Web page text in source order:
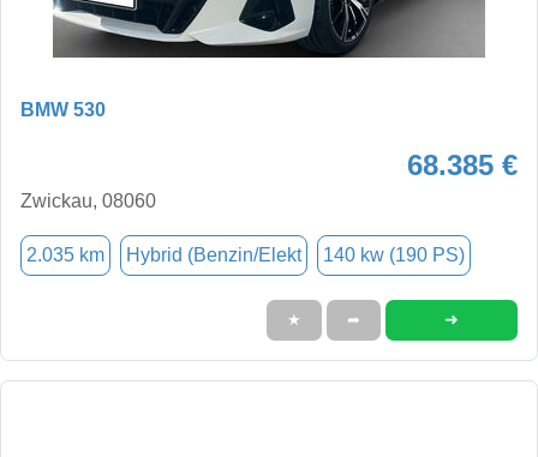
BMW 530
68.385 €
Zwickau, 08060
2.035 km Hybrid (Benzin/Elekt 140 kw (190 PS)
★ ➦ ➜